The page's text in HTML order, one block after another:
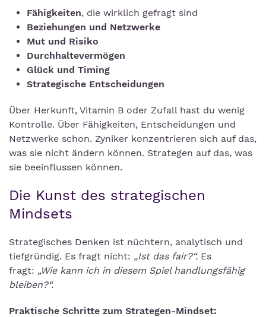
Fähigkeiten, die wirklich gefragt sind
Beziehungen und Netzwerke
Mut und Risiko
Durchhaltevermögen
Glück und Timing
Strategische Entscheidungen
Über Herkunft, Vitamin B oder Zufall hast du wenig
Kontrolle. Über Fähigkeiten, Entscheidungen und
Netzwerke schon. Zyniker konzentrieren sich auf das,
was sie nicht ändern können. Strategen auf das, was
sie beeinflussen können.
Die Kunst des strategischen
Mindsets
Strategisches Denken ist nüchtern, analytisch und
tiefgründig. Es fragt nicht: „Ist das fair?“. Es
fragt: „Wie kann ich in diesem Spiel handlungsfähig
bleiben?“.
Praktische Schritte zum Strategen-Mindset: